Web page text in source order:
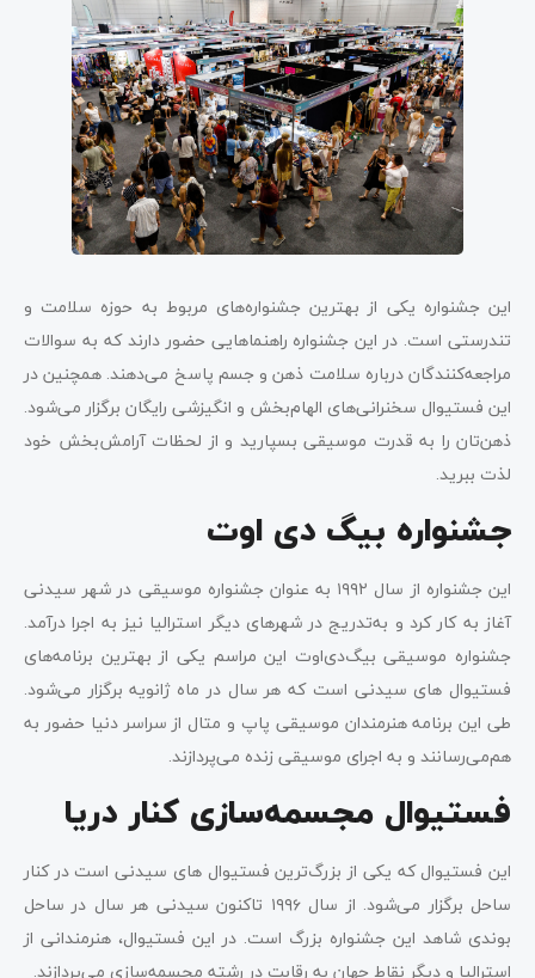
این جشنواره یکی از بهترین جشنواره‌های مربوط به حوزه سلامت و
تندرستی است. در این جشنواره راهنماهایی حضور دارند که به سوالات
مراجعه‌کنندگان درباره سلامت ذهن و جسم پاسخ می‌دهند. همچنین در
این فستیوال سخنرانی‌های الهام‌بخش و انگیزشی رایگان برگزار می‌شود.
ذهن‌تان را به قدرت موسیقی بسپارید و از لحظات آرامش‌بخش خود
لذت ببرید.
جشنواره بیگ ‌دی‌ اوت
این جشنواره از سال ۱۹۹۲ به‌ عنوان جشنواره موسیقی در شهر سیدنی
آغاز به کار کرد و به‌تدریج در شهرهای دیگر استرالیا نیز به اجرا درآمد.
جشنواره موسیقی بیگ‌دی‌اوت این مراسم یکی از بهترین برنامه‌های
فستیوال های سیدنی است که هر سال در ماه ژانویه برگزار می‌شود.
طی این برنامه هنرمندان موسیقی پاپ و متال از سراسر دنیا حضور به
هم‌می‌رسانند و به اجرای موسیقی زنده می‌پردازند.
فستیوال مجسمه‌سازی کنار دریا
این فستیوال که یکی از بزرگ‌ترین فستیوال های سیدنی است در کنار
ساحل برگزار می‌شود. از سال ۱۹۹۶ تاکنون سیدنی هر سال در ساحل
بوندی شاهد این جشنواره‌ بزرگ است. در این فستیوال، هنرمندانی از
استرالیا و دیگر نقاط جهان به رقابت در رشته مجسمه‌سازی می‌پردازند.